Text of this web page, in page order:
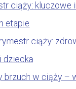
ciąży: kluczowe
etapie
ciąży:
dziecka
brzuch w ciąży –